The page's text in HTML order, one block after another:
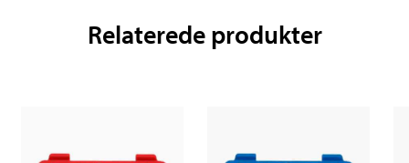
Relaterede produkter